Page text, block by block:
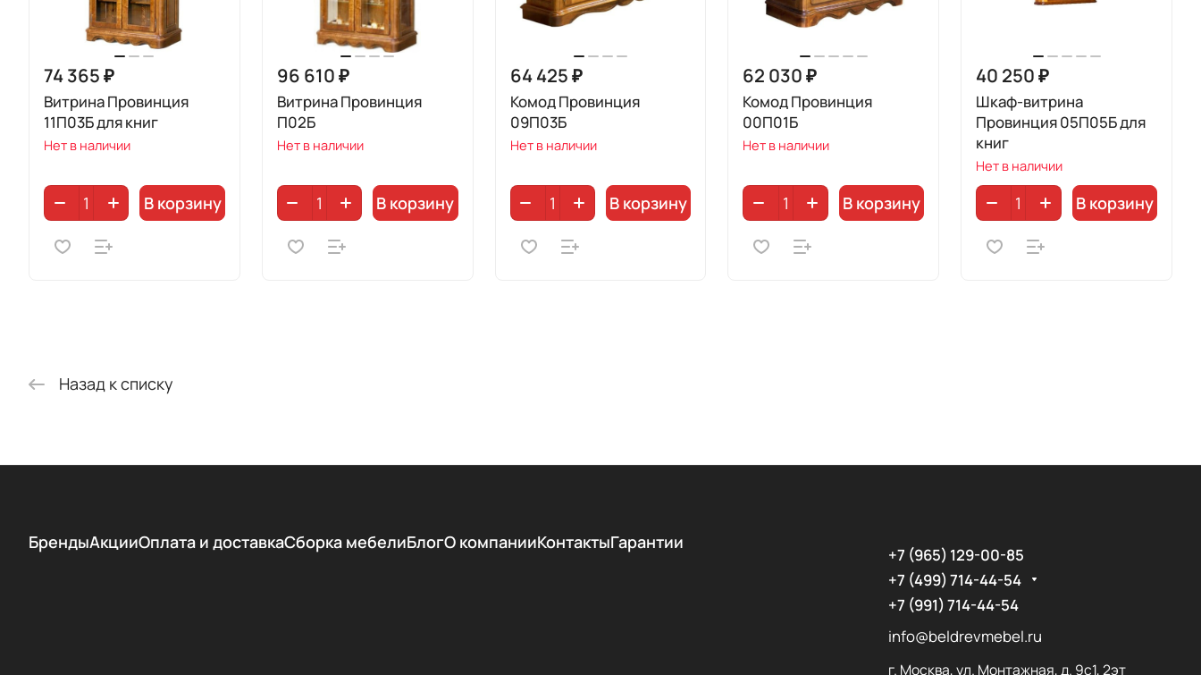
74 365 ₽
Витрина Провинция
11П03Б для книг
Нет в наличии
В корзину
96 610 ₽
Витрина Провинция
П02Б
Нет в наличии
В корзину
64 425 ₽
Комод Провинция
09П03Б
Нет в наличии
В корзину
62 030 ₽
Комод Провинция
00П01Б
Нет в наличии
В корзину
40 250 ₽
Шкаф-витрина
Провинция 05П05Б для
книг
Нет в наличии
В корзину
Назад к списку
БрендыАкцииОплата и доставкаСборка мебелиБлогО компанииКонтактыГарантии
+7 (965) 129-00-85
+7 (499) 714-44-54
+7 (991) 714-44-54
info@beldrevmebel.ru
г. Москва, ул. Монтажная, д. 9с1, 2эт